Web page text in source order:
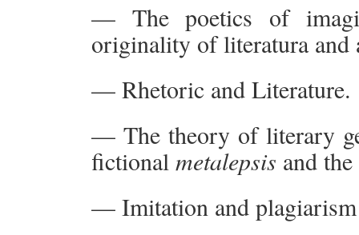
— The poetics of
originality of literatura and
— Rhetoric and Literature.
— The theory of literary
fictional metalepsis and
— Imitation and